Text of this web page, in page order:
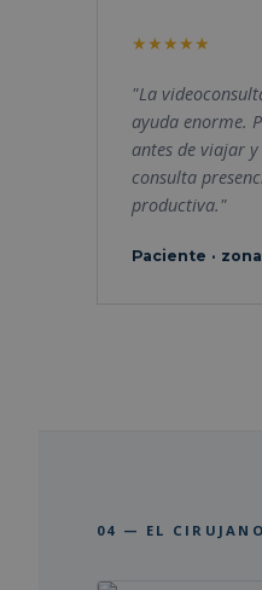
"La
ayuda enorme.
antes de viajar
consulta
productiva."
Paciente ·
04 — EL CIRUJANO